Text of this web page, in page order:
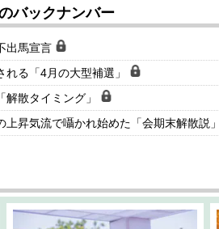
バックナンバー
出馬宣言
れる「4月の大型補選」
解散タイミング」
上昇気流で囁かれ始めた「会期末解散説」